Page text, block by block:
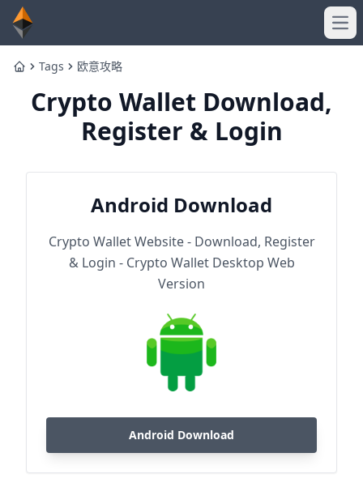
HomeTags 欧意攻略
Crypto Wallet Download,
Register & Login
Android Download
Crypto Wallet Website - Download, Register
& Login - Crypto Wallet Desktop Web
Version
Android Download